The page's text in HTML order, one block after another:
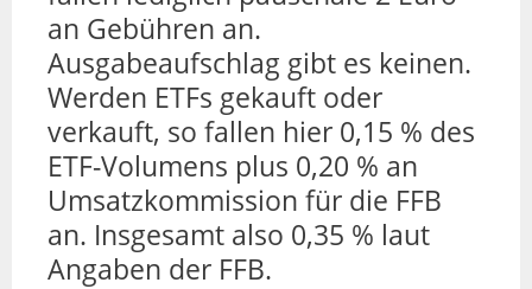
an Gebühren an.
Ausgabeaufschlag gibt es keinen.
Werden ETFs gekauft oder
verkauft, so fallen hier 0,15 % des
ETF-Volumens plus 0,20 % an
Umsatzkommission für die FFB
an. Insgesamt also 0,35 % laut
Angaben der FFB.